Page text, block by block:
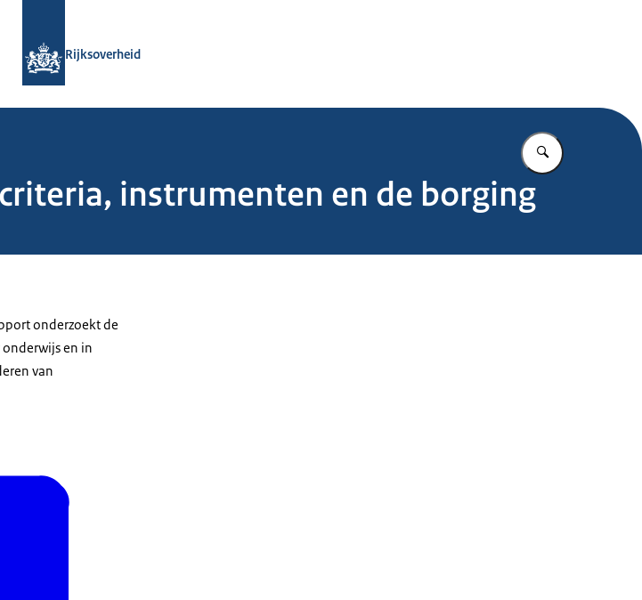
Rijksoverheid
Vul in wat u
instrumenten en de borging
onderzoekt de
en in
van